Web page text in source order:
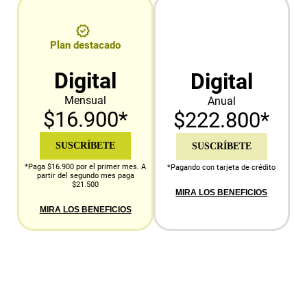
Plan destacado
Digital
Mensual
$16.900*
SUSCRÍBETE
*Paga $16.900 por el primer mes. A
partir del segundo mes paga
$21.500
MIRA LOS BENEFICIOS
Digital
Anual
$222.800*
SUSCRÍBETE
*Pagando con tarjeta de crédito
MIRA LOS BENEFICIOS